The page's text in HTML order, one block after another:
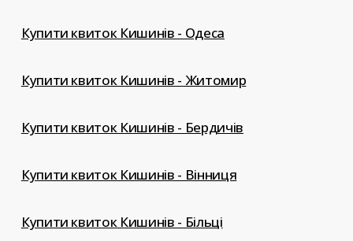
Купити квиток Кишинів - Одеса
Купити квиток Кишинів - Житомир
Купити квиток Кишинів - Бердичів
Купити квиток Кишинів - Вінниця
Купити квиток Кишинів - Більці